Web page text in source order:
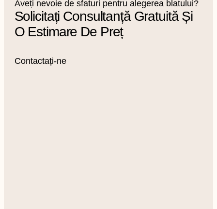
Aveți nevoie de sfaturi pentru alegerea blatului?
Solicitați Consultanță Gratuită Și
O Estimare De Preț
Contactați-ne